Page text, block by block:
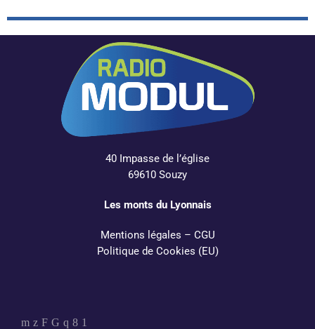
40 Impasse de l’église
69610 Souzy
Les monts du Lyonnais
Mentions légales – CGU
Politique de Cookies (EU)